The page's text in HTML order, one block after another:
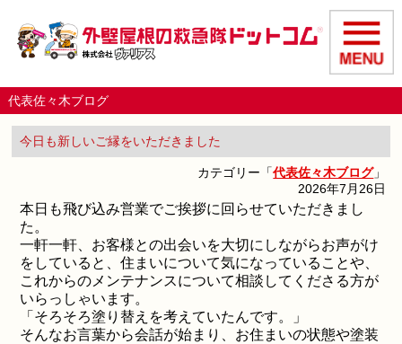
代表佐々木ブログ
今日も新しいご縁をいただきました
カテゴリー「代表佐々木ブログ」
2026年7月26日
本日も飛び込み営業でご挨拶に回らせていただきまし
た。
一軒一軒、お客様との出会いを大切にしながらお声がけ
をしていると、住まいについて気になっていることや、
これからのメンテナンスについて相談してくださる方が
いらっしゃいます。
「そろそろ塗り替えを考えていたんです。」
そんなお言葉から会話が始まり、お住まいの状態や塗装